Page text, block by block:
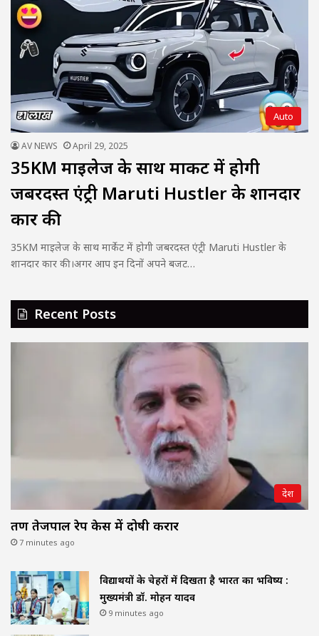
Auto
AV NEWS April 29, 2025
35KM माइलेज के साथ मार्केट में होगी
जबरदस्त एंट्री Maruti Hustler के शानदार
कार की
35KM माइलेज के साथ मार्केट में होगी जबरदस्त एंट्री Maruti Hustler के
शानदार कार की।अगर आप इन दिनों अपने बजट…
Recent Posts
देश
तरुण तेजपाल रेप केस में दोषी करार
7 minutes ago
विद्यार्थियों के चेहरों में दिखता है भारत का भविष्य :
मुख्यमंत्री डॉ. मोहन यादव
9 minutes ago